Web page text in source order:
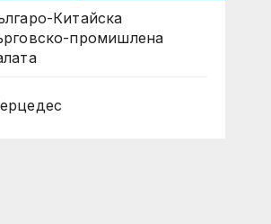
Китайска
промишлена